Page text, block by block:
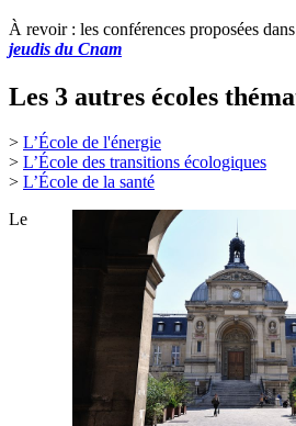
À revoir : les conférences proposées
jeudis du Cnam
Les 3 autres écoles
> L’École de l'énergie
> L’École des transitions écologiques
> L’École de la santé
Le